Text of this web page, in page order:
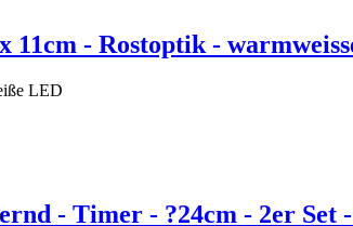
11cm - Rostoptik -
LED
- Timer - ?24cm - 2er Set